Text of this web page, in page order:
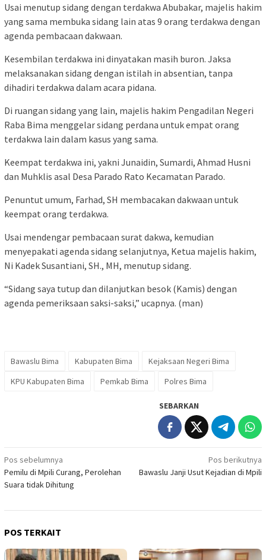
Usai menutup sidang dengan terdakwa Abubakar, majelis hakim
yang sama membuka sidang lain atas 9 orang terdakwa dengan
agenda pembacaan dakwaan.
Kesembilan terdakwa ini dinyatakan masih buron. Jaksa
melaksanakan sidang dengan istilah in absentian, tanpa
dihadiri terdakwa dalam acara pidana.
Di ruangan sidang yang lain, majelis hakim Pengadilan Negeri
Raba Bima menggelar sidang perdana untuk empat orang
terdakwa lain dalam kasus yang sama.
Keempat terdakwa ini, yakni Junaidin, Sumardi, Ahmad Husni
dan Muhklis asal Desa Parado Rato Kecamatan Parado.
Penuntut umum, Farhad, SH membacakan dakwaan untuk
keempat orang terdakwa.
Usai mendengar pembacaan surat dakwa, kemudian
menyepakati agenda sidang selanjutnya, Ketua majelis hakim,
Ni Kadek Susantiani, SH., MH, menutup sidang.
“Sidang saya tutup dan dilanjutkan besok (Kamis) dengan
agenda pemeriksaan saksi-saksi,” ucapnya. (man)
Bawaslu Bima Kabupaten Bima
Kejaksaan Negeri Bima
KPU Kabupaten Bima
Pemkab Bima Polres Bima
SEBARKAN
Navigasi
pos
Pos sebelumnya
Pemilu di Mpili Curang, Perolehan
Suara tidak Dihitung
Pos berikutnya
Bawaslu Janji Usut Kejadian di Mpili
POS TERKAIT